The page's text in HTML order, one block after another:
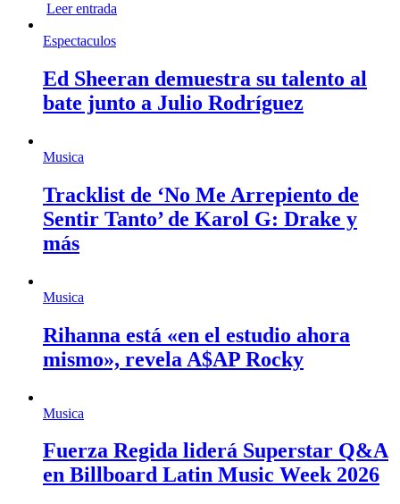
Leer entrada
Espectaculos
Ed Sheeran demuestra su talento al
bate junto a Julio Rodríguez
Musica
Tracklist de ‘No Me Arrepiento de
Sentir Tanto’ de Karol G: Drake y
más
Musica
Rihanna está «en el estudio ahora
mismo», revela A$AP Rocky
Musica
Fuerza Regida liderá Superstar Q&A
en Billboard Latin Music Week 2026